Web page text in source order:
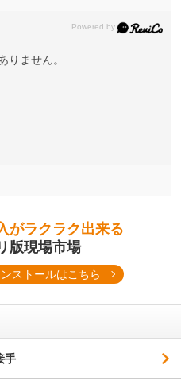
りません。
がラクラク出来る
版現場市場
ストールはこちら
手